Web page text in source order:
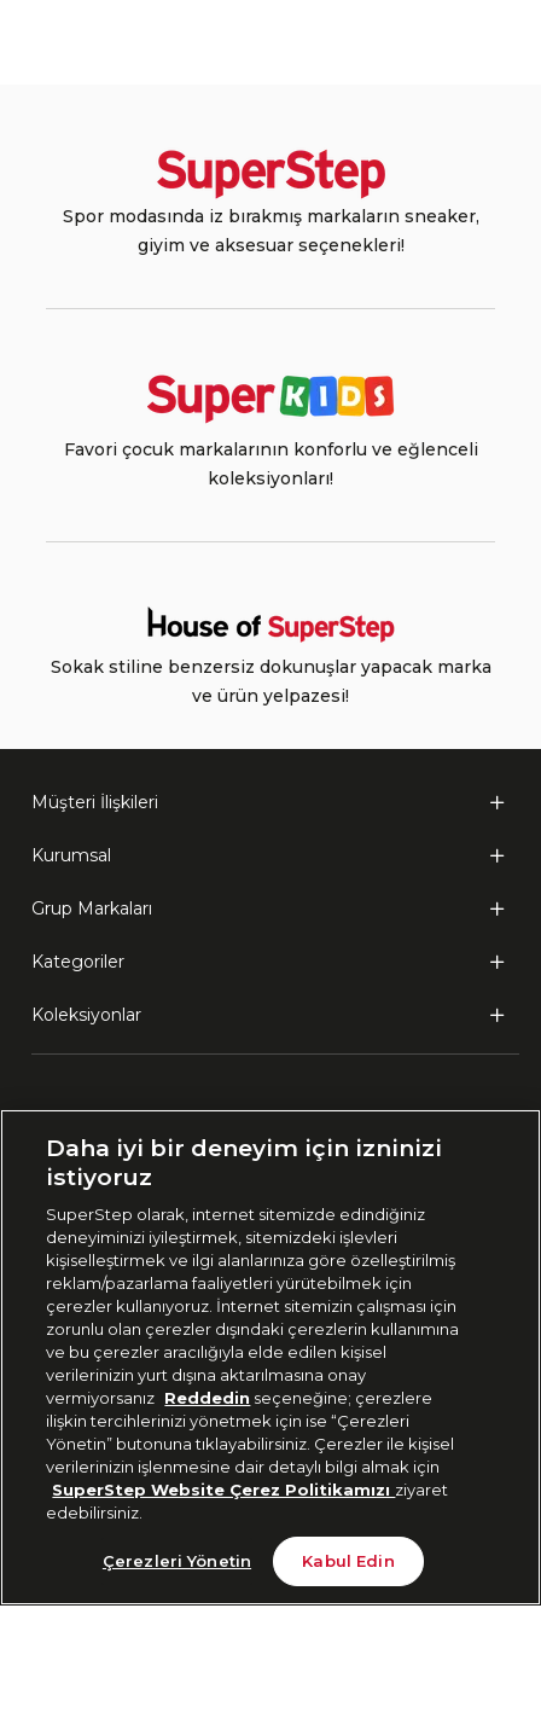
3.299 TL Sepete Ekle
Spor modasında iz bırakmış markaların sneaker,
giyim ve aksesuar seçenekleri!
Favori çocuk markalarının konforlu ve eğlenceli
koleksiyonları!
Sokak stiline benzersiz dokunuşlar yapacak marka
ve ürün yelpazesi!
Müşteri İlişkileri
Kurumsal
Grup Markaları
Kategoriler
Koleksiyonlar
🇹🇷 Türkiye
444 37 36
Uygulamadan Takip Edin
Bizi Takip Edin
Daha iyi bir deneyim için izninizi
istiyoruz
SuperStep olarak, internet sitemizde edindiğiniz
deneyiminizi iyileştirmek, sitemizdeki işlevleri
kişiselleştirmek ve ilgi alanlarınıza göre özelleştirilmiş
reklam/pazarlama faaliyetleri yürütebilmek için
çerezler kullanıyoruz. İnternet sitemizin çalışması için
zorunlu olan çerezler dışındaki çerezlerin kullanımına
ve bu çerezler aracılığıyla elde edilen kişisel
verilerinizin yurt dışına aktarılmasına onay
vermiyorsanız Reddedin seçeneğine; çerezlere
ilişkin tercihlerinizi yönetmek için ise “Çerezleri
Yönetin” butonuna tıklayabilirsiniz. Çerezler ile kişisel
verilerinizin işlenmesine dair detaylı bilgi almak için
SuperStep Website Çerez Politikamızı ziyaret
edebilirsiniz.
Çerezleri Yönetin Kabul Edin